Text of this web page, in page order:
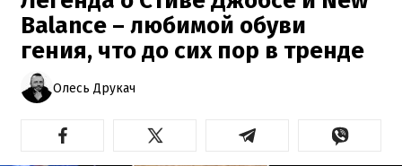
Balance – любимой обуви
гения, что до сих пор в тренде
Олесь Друкач